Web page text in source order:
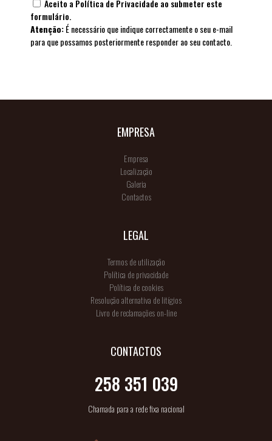
Aceito a Política de Privacidade ao submeter este
formulário.
Atenção:É necessário que indique correctamente o seu e-mail
para que possamos posteriormente responder ao seu contacto.
EMPRESA
Empresa
Localização
Galeria
Contactos
LEGAL
Termos de utilização
Política de privacidade
Política de cookies
Resolução alternativa de litígios
Livro de reclamações on-line
CONTACTOS
258 351 039
Chamada para a rede fixa nacional